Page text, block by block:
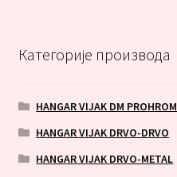
Категорије производа
HANGAR VIJAK DM PROHROM
HANGAR VIJAK DRVO-DRVO
HANGAR VIJAK DRVO-METAL